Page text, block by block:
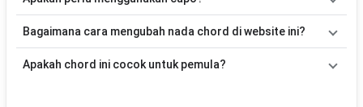
acuan, kamu dapat menggunakan pola
laguSopir Batak.
kunci dasarG. Jika ingin mengikuti nada asli penyanyi, kamu dapat
kebutuhan.
Bagaimana cara mengubah nada chord di website ini?
Transpose (bawah)untuk menurunkan nada. Seluruh chord akan
Apakah chord ini cocok untuk pemula?